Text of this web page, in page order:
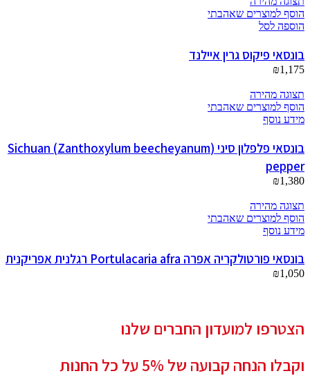
הוסף למוצרים שאהבתי
הוספה לסל
בונסאי פיקוס גרין איילנד
₪1,175
תצוגה מהירה
הוסף למוצרים שאהבתי
מידע נוסף
בונסאי פלפלון סיני (Zanthoxylum beecheyanum) Sichuan
pepper
₪1,380
תצוגה מהירה
הוסף למוצרים שאהבתי
מידע נוסף
בונסאי פורטולקריה אפרה Portulacaria afra רגלנית אפריקנית
₪1,050
הצטרפו למועדון החברים שלנו
וקבלו הנחה קבועה של 5% על כל החנות